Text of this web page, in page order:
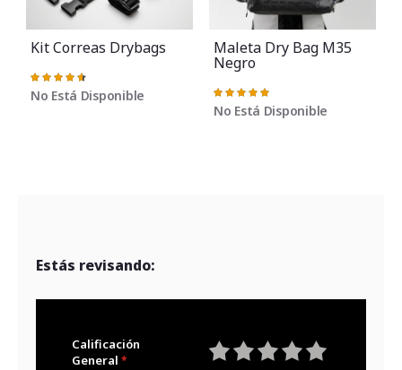
Kit Correas Drybags
Valoración:
93%
No Está Disponible
Maleta Dry Bag M35
Negro
Valoración:
100%
No Está Disponible
Estás revisando:
Calificación
General